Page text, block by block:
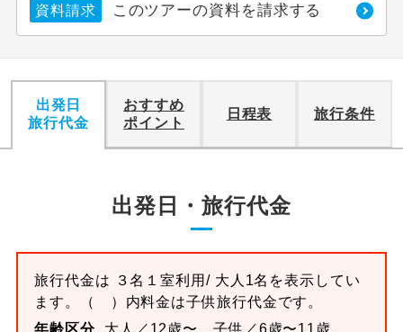
資料請求 このツアーの資料を請求する
出発日
旅行代金
おすすめ
ポイント
日程表 旅行条件
出発日・旅行代金
旅行代金は ３名１室利用/ 大人1名を表示してい
ます。
（ ）内料金は子供旅行代金です。
す。